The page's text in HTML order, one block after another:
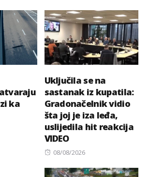
ka
Uključila se na
sastanak iz kupatila:
Gradonačelnik vidio
šta joj je iza leđa,
uslijedila hit reakcija
VIDEO
Posted
08/08/2026